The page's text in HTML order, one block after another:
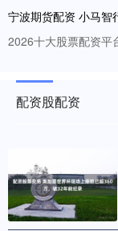
宁波期货配资 小马智
2026十大股票配资平
尔法T5 Robotaxi在
股票融资条件 2026
易车讯 7月14日，启
车型，新车主要在配
配资股配资